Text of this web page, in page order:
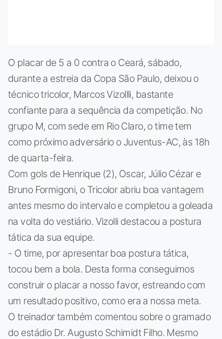
O placar de 5 a 0 contra o Ceará, sábado,
durante a estreia da Copa São Paulo, deixou o
técnico tricolor, Marcos Vizollli, bastante
confiante para a sequência da competição. No
grupo M, com sede em Rio Claro, o time tem
como próximo adversário o Juventus-AC, às 18h
de quarta-feira.
Com gols de Henrique (2), Oscar, Júlio Cézar e
Bruno Formigoni, o Tricolor abriu boa vantagem
antes mesmo do intervalo e completou a goleada
na volta do vestiário. Vizolli destacou a postura
tática da sua equipe.
- O time, por apresentar boa postura tática,
tocou bem a bola. Desta forma conseguimos
construir o placar a nosso favor, estreando com
um resultado positivo, como era a nossa meta.
O treinador também comentou sobre o gramado
do estádio Dr. Augusto Schimidt Filho. Mesmo